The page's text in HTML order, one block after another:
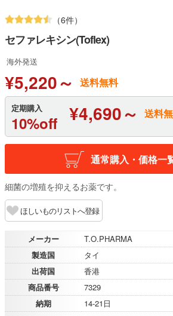
（6件）
セファレキシン(Toflex)
海外発送
¥5,220～ 送料無料
定期購入
10%off ¥4,690～ 送料
通常購入・価格一
細菌の増殖を抑えるお薬です。
ほしいものリストへ登録
メーカー
T.O.PHARMA
製造国
タイ
出荷国
香港
商品番号
7329
納期
14-21日